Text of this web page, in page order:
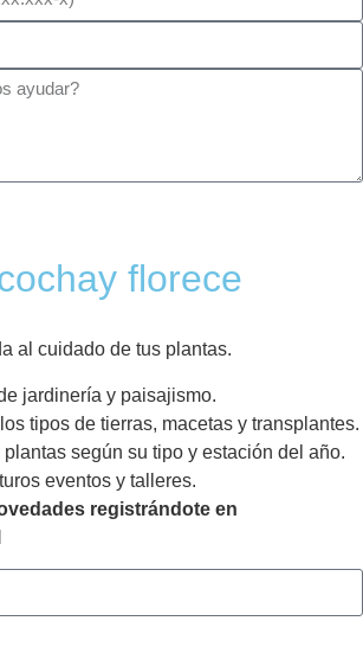
florece
al cuidado de tus plantas.
jardinería y paisajismo.
tipos de tierras, macetas y transplantes.
según su tipo y estación del año.
eventos y talleres.
registrándote en